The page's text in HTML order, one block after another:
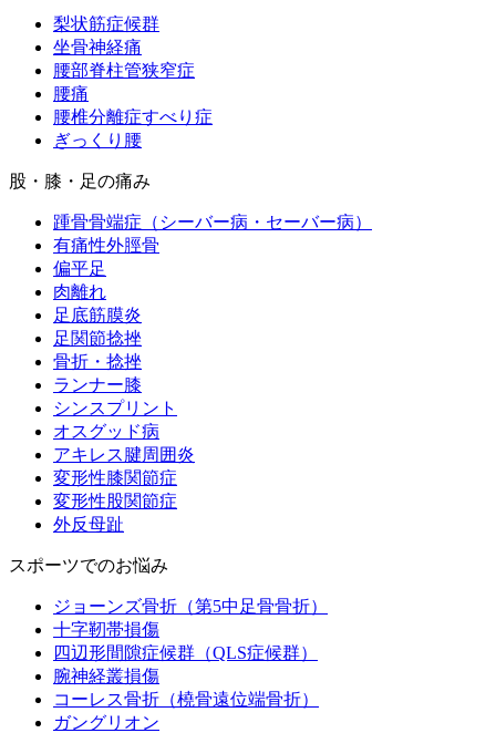
梨状筋症候群
坐骨神経痛
腰部脊柱管狭窄症
腰痛
腰椎分離症すべり症
ぎっくり腰
股・膝・足の痛み
踵骨骨端症（シーバー病・セーバー病）
有痛性外脛骨
偏平足
肉離れ
足底筋膜炎
足関節捻挫
骨折・捻挫
ランナー膝
シンスプリント
オスグッド病
アキレス腱周囲炎
変形性膝関節症
変形性股関節症
外反母趾
スポーツでのお悩み
ジョーンズ骨折（第5中足骨骨折）
十字靭帯損傷
四辺形間隙症候群（QLS症候群）
腕神経叢損傷
コーレス骨折（橈骨遠位端骨折）
ガングリオン